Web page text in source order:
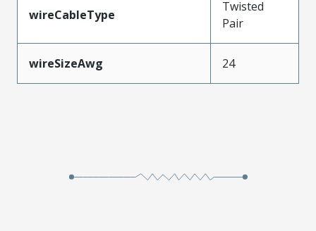
wireCableType
Twisted
Pair
wireSizeAwg 24